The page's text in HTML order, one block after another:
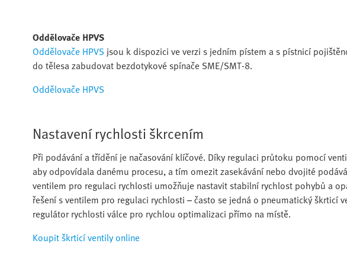
Oddělovače HPVS
Oddělovače HPVS jsou k dispozici ve verzi s jedním pístem a s pístnicí
do tělesa zabudovat bezdotykové spínače SME/SMT-8.
Oddělovače HPVS
Nastavení rychlosti škrcením
Při podávání a třídění je načasování klíčové. Díky regulaci průtoku pomocí
aby odpovídala danému procesu, a tím omezit zasekávání nebo dvojité
ventilem pro regulaci rychlosti umožňuje nastavit stabilní rychlost pohybů a
řešení s ventilem pro regulaci rychlosti – často se jedná o pneumatický škrticí
regulátor rychlosti válce pro rychlou optimalizaci přímo na místě.
Koupit škrticí ventily online